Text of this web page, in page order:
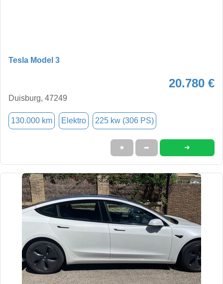
Tesla Model 3
20.780 €
Duisburg, 47249
130.000 km Elektro 225 kw (306 PS)
★ ➦ ➜